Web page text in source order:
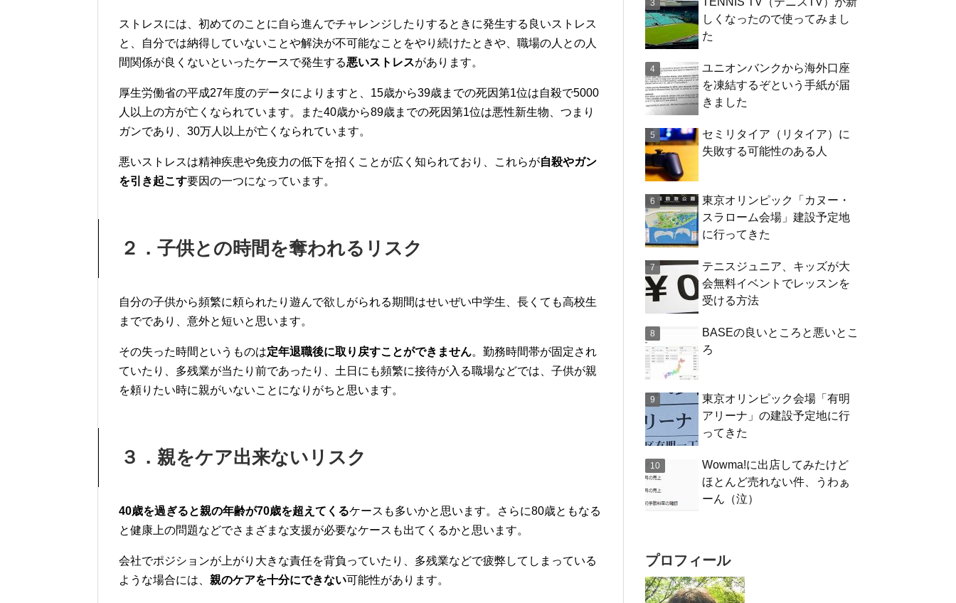
ストレスには、初めてのことに自ら進んでチャレンジしたりするときに発生する良いストレス
と、
自分では納得していないことや解決が不可能なことをやり続けたときや、職場の人との人
間関係が良くないといったケースで発生する悪いストレスがあります。
厚生労働省の平成27年度のデータによりますと、15歳から39歳までの死因第1位は自殺で5000
人以上の方が亡くなられていま す。また40歳から89歳までの死因第1位は悪性新生物、つまり
ガンであり、30万人以 上が亡くなられています。
悪いストレスは精神疾患や免疫力の低下を招くことが広く知られており、これらが自殺やガン
を引き起こす要因の一つになっています。
２．子供との時間を奪われるリスク
自分の子供から頻繁に頼られたり遊んで欲しがられる期間はせいぜい中学生、長くても高校生
までであり、意外と短いと思います。
その失った時間というものは定年退職後に取り戻すことができません。 勤務時間帯が固定され
ていたり、多残業が当たり前であったり、土日にも頻繁に接待が入る職場などでは、子供が親
を頼りたい時に親がいないことになりがちと思います。
３．親をケア出来ないリスク
40歳を過ぎると親の年齢が70歳を超えてくるケースも多いかと 思います。
さらに80歳ともなる
と健康上の問題などでさまざまな支援が必要なケースも出てくるかと思います。
会社でポジションが上がり大きな責任を背負っていたり、多残業などで疲弊してしまっている
ような場合には、 親のケアを十分にできない可能性があります。
しくなったので使ってみまし
た
ユニオンバンクから海外口座
を凍結するぞという手紙が届
きました
セミリタイア（リタイア）に
失敗する可能性のある人
東京オリンピック「カヌー・
スラローム会場」建設予定地
に行ってきた
テニスジュニア、キッズが大
会無料イベントでレッスンを
受ける方法
BASEの良いところと悪いとこ
ろ
東京オリンピック会場「有明
アリーナ」の建設予定地に行
ってきた
Wowma!に出店してみたけど
ほとんど売れない件、うわぁ
ーん（泣）
プロフィール